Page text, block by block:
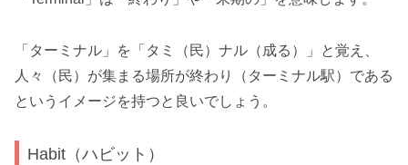
「ターミナル」を「タミ（民）ナル（成る）」と覚え、
人々（民）が集まる場所が終わり（ターミナル駅）である
というイメージを持つと良いでしょう。
Habit（ハビット）